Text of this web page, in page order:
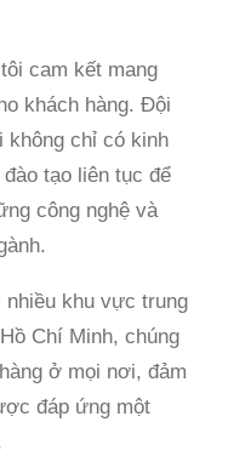
cam kết mang
khách hàng. Đội
không chỉ có kinh
tạo liên tục để
công nghệ và
nhiều khu vực trung
Chí Minh, chúng
ở mọi nơi, đảm
đáp ứng một